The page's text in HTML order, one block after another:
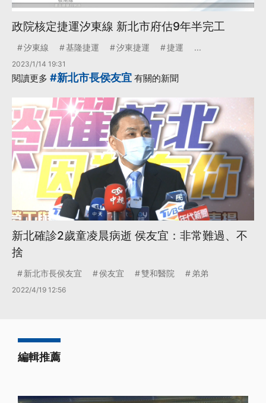
政院核定捷運汐東線 新北市府估9年半完工
汐東線 基隆捷運 汐東捷運 捷運 ...
2023/1/14 19:31
閱讀更多 #新北市長侯友宜 有關的新聞
新北確診2歲童凌晨病逝 侯友宜：非常難過、不
捨
新北市長侯友宜 侯友宜 雙和醫院 弟弟
2022/4/19 12:56
編輯推薦